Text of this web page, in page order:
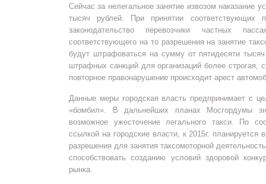
Сейчас за нелегальное занятие извозом наказание
тысяч рублей. При принятии соответствующих
законодательство перевозчики частных
соответствующего на то разрешения на занятие
будут штрафоваться на сумму от пятидесяти
штрафных санкций для организаций более
повторное правонарушение происходит арест
Данные меры городская власть предпринимает с
«бомбил». В дальнейших планах Мосгордумы
возможное ужесточение легального такси. По
ссылкой на городские власти, к 2015г. планируется
разрешения для занятия таксомоторной
способствовать созданию условий здоровой
рынка.